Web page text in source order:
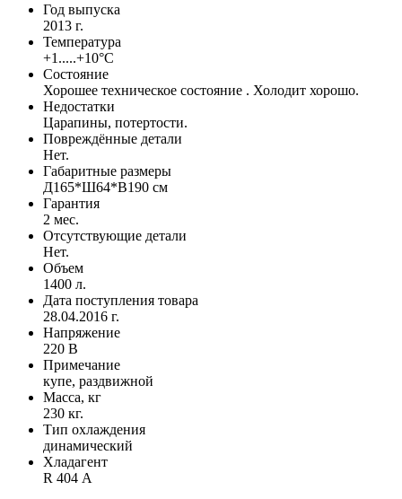
Год выпуска
2013 г.
Температура
+1.....+10°С
Состояние
Хорошее техническое состояние . Холодит хорошо.
Недостатки
Царапины, потертости.
Повреждённые детали
Нет.
Габаритные размеры
Д165*Ш64*В190 см
Гарантия
2 мес.
Отсутствующие детали
Нет.
Объем
1400 л.
Дата поступления товара
28.04.2016 г.
Напряжение
220 В
Примечание
купе, раздвижной
Масса, кг
230 кг.
Тип охлаждения
динамический
Хладагент
R 404 А